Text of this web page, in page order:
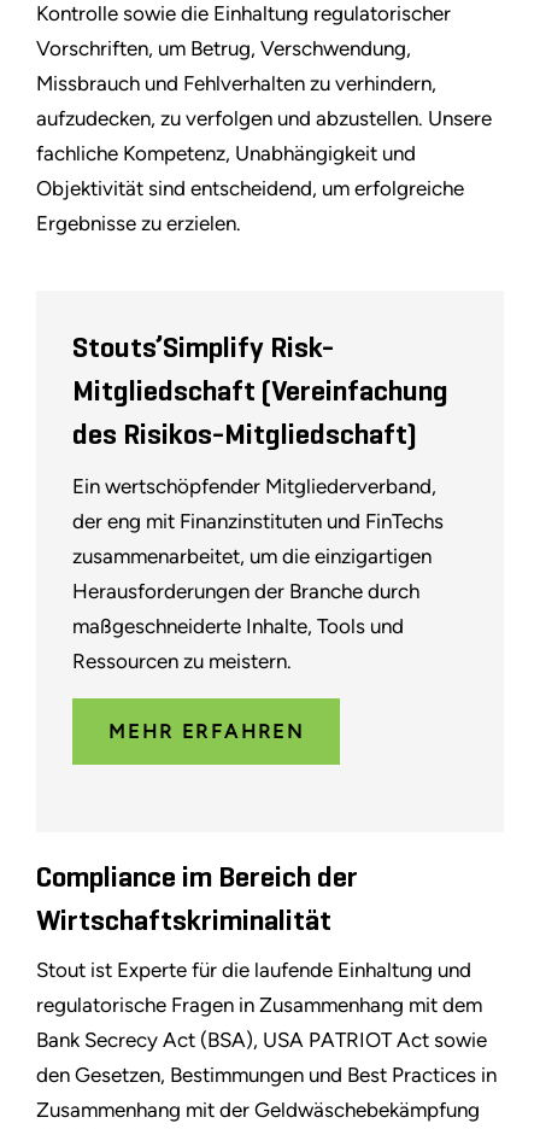
Kontrolle sowie die Einhaltung regulatorischer
Vorschriften, um Betrug, Verschwendung,
Missbrauch und Fehlverhalten zu verhindern,
aufzudecken, zu verfolgen und abzustellen. Unsere
fachliche Kompetenz, Unabhängigkeit und
Objektivität sind entscheidend, um erfolgreiche
Ergebnisse zu erzielen.
Stouts’Simplify Risk-
Mitgliedschaft (Vereinfachung
des Risikos-Mitgliedschaft)
Ein wertschöpfender Mitgliederverband,
der eng mit Finanzinstituten und FinTechs
zusammenarbeitet, um die einzigartigen
Herausforderungen der Branche durch
maßgeschneiderte Inhalte, Tools und
Ressourcen zu meistern.
MEHR ERFAHREN
Compliance im Bereich der
Wirtschaftskriminalität
Stout ist Experte für die laufende Einhaltung und
regulatorische Fragen in Zusammenhang mit dem
Bank Secrecy Act (BSA), USA PATRIOT Act sowie
den Gesetzen, Bestimmungen und Best Practices in
Zusammenhang mit der Geldwäschebekämpfung